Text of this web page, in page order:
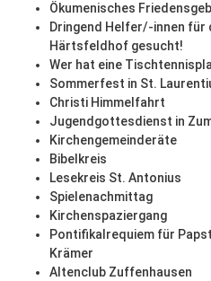
Ökumenisches
Dringend Helfer/-innen für
Härtsfeldhof gesucht!
Wer hat eine
Sommerfest in St.
Christi Himmelfahrt
Jugendgottesdienst in
Kirchengemeinderäte
Bibelkreis
Lesekreis St. Antonius
Spielenachmittag
Kirchenspaziergang
Pontifikalrequiem für
Krämer
Altenclub Zuffenhausen